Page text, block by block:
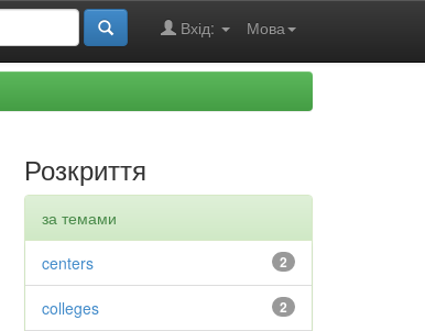
Мова
Вхід:
Розкриття
за темами
2
centers
2
colleges